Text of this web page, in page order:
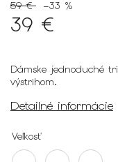
59 € –33 %
39 €
Dámske jednoduché
výstrihom.
Detailné informácie
Veľkosť